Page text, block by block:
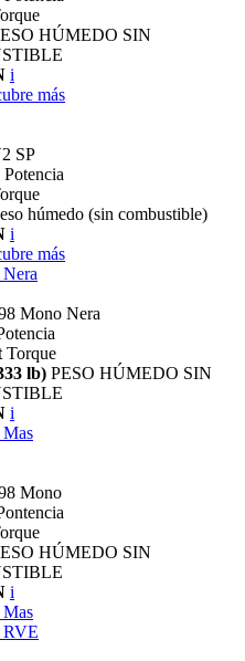
HÚMEDO SIN
i
más
SP
Potencia
húmedo (sin combustible)
i
más
Mono Nera
Torque
lb) PESO HÚMEDO SIN
i
Mono
HÚMEDO SIN
i
RVE